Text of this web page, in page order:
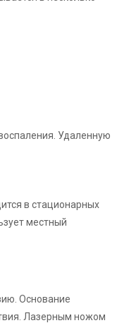
Удаленную
в стационарных
местный
Основание
Лазерным ножом